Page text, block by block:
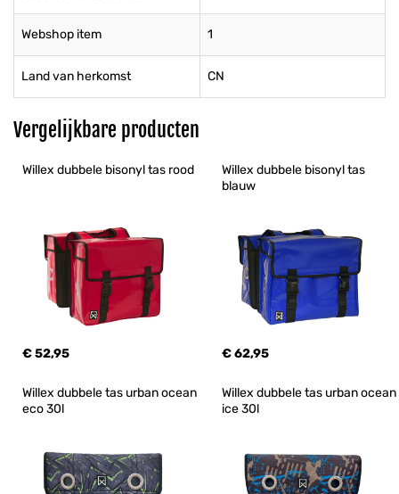
Webshop item 1
Land van herkomst CN
Vergelijkbare producten
Willex dubbele bisonyl tas rood
€ 52,95
Willex dubbele bisonyl tas
blauw
€ 62,95
Willex dubbele tas urban ocean
eco 30l
Willex dubbele tas urban ocean
ice 30l